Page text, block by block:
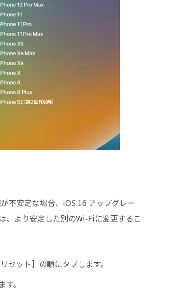
不安定な場合、iOS 16 アップグレー
、より安定した別のWi-Fiに変更するこ
ット］の順にタブします。
。